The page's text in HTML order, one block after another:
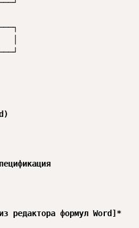
│
редактора формул Word]*